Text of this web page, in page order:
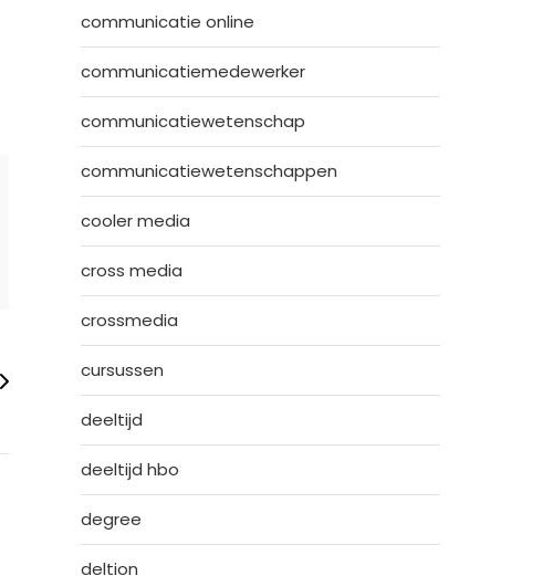
communicatie online
communicatiemedewerker
communicatiewetenschap
communicatiewetenschappen
cooler media
cross media
crossmedia
cursussen
deeltijd
deeltijd hbo
degree
deltion